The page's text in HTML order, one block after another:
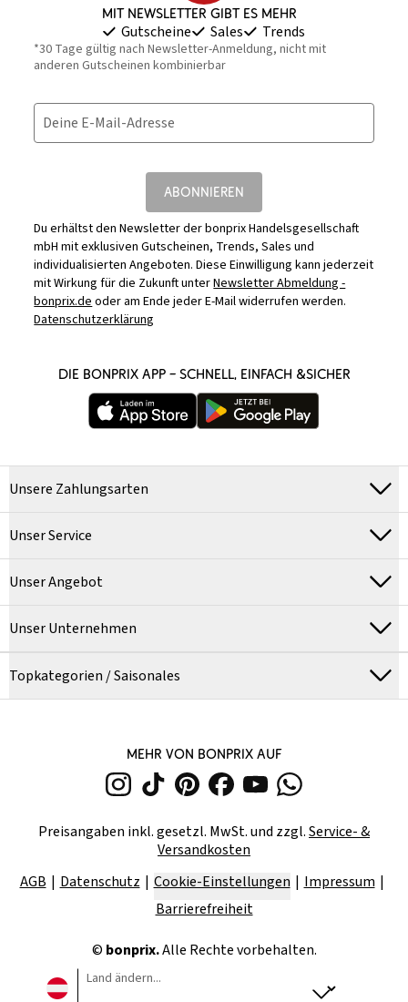
Mit Newsletter gibt es mehr
Gutscheine Sales Trends
*30 Tage gültig nach Newsletter-Anmeldung, nicht mit
anderen Gutscheinen kombinierbar
Deine E-Mail-Adresse
ABONNIEREN
Du erhältst den Newsletter der bonprix Handelsgesellschaft
mbH mit exklusiven Gutscheinen, Trends, Sales und
individualisierten Angeboten. Diese Einwilligung kann jederzeit
mit Wirkung für die Zukunft unterNewsletter Abmeldung -
bonprix.deoder am Ende jeder E-Mail widerrufen werden.
Datenschutzerklärung
DIE BONPRIX APP – SCHNELL, EINFACH &SICHER
Unsere Zahlungsarten
Unser Service
Unser Angebot
Unser Unternehmen
Topkategorien / Saisonales
MEHR VON BONPRIX AUF
Preisangaben inkl. gesetzl. MwSt. und zzgl.Service- &
Versandkosten
AGB
Datenschutz Cookie-Einstellungen
Impressum
Barrierefreiheit
© bonprix.Alle Rechte vorbehalten.
Land ändern...